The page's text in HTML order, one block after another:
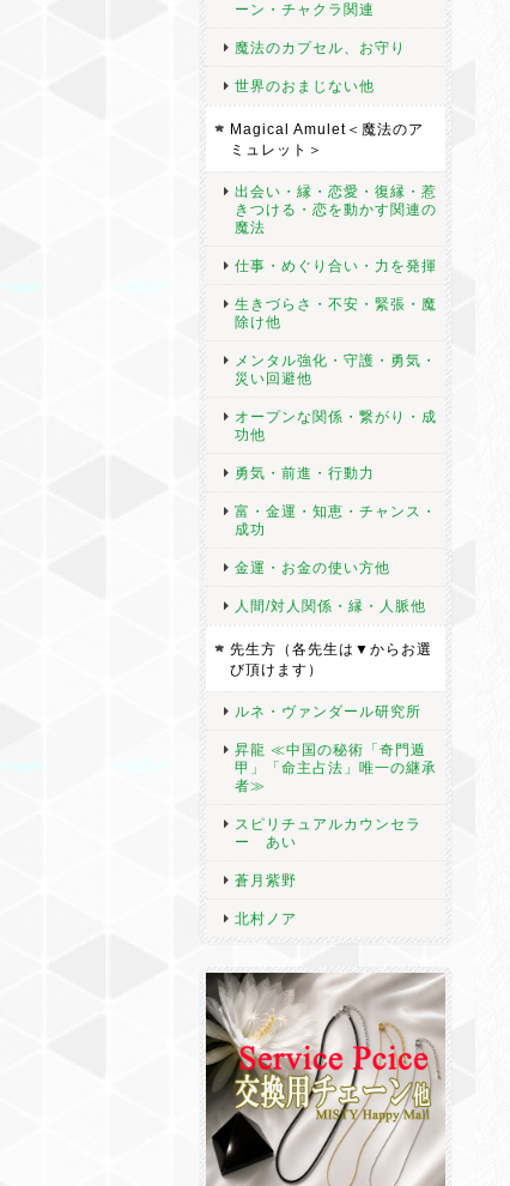
ーン・チャクラ関連
魔法のカプセル、お守り
世界のおまじない他
Magical Amulet＜魔法のア
ミュレット＞
出会い・縁・恋愛・復縁・惹
きつける・恋を動かす関連の
魔法
仕事・めぐり合い・力を発揮
生きづらさ・不安・緊張・魔
除け他
メンタル強化・守護・勇気・
災い回避他
オープンな関係・繋がり・成
功他
勇気・前進・行動力
富・金運・知恵・チャンス・
成功
金運・お金の使い方他
人間/対人関係・縁・人脈他
先生方（各先生は▼からお選
び頂けます）
ルネ・ヴァンダール研究所
昇龍 ≪中国の秘術「奇門遁
甲」「命主占法」唯一の継承
者≫
スピリチュアルカウンセラ
ー あい
蒼月紫野
北村ノア